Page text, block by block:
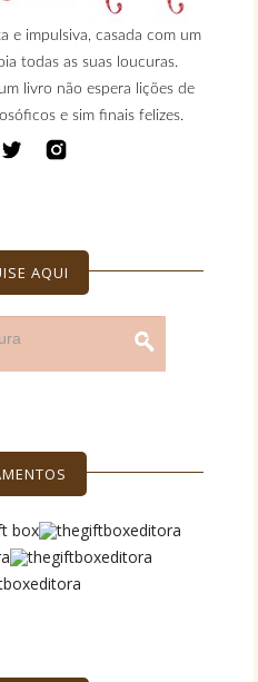
e impulsiva, casada com um
todas as suas loucuras.
livro não espera lições de
e sim finais felizes.
AQUI